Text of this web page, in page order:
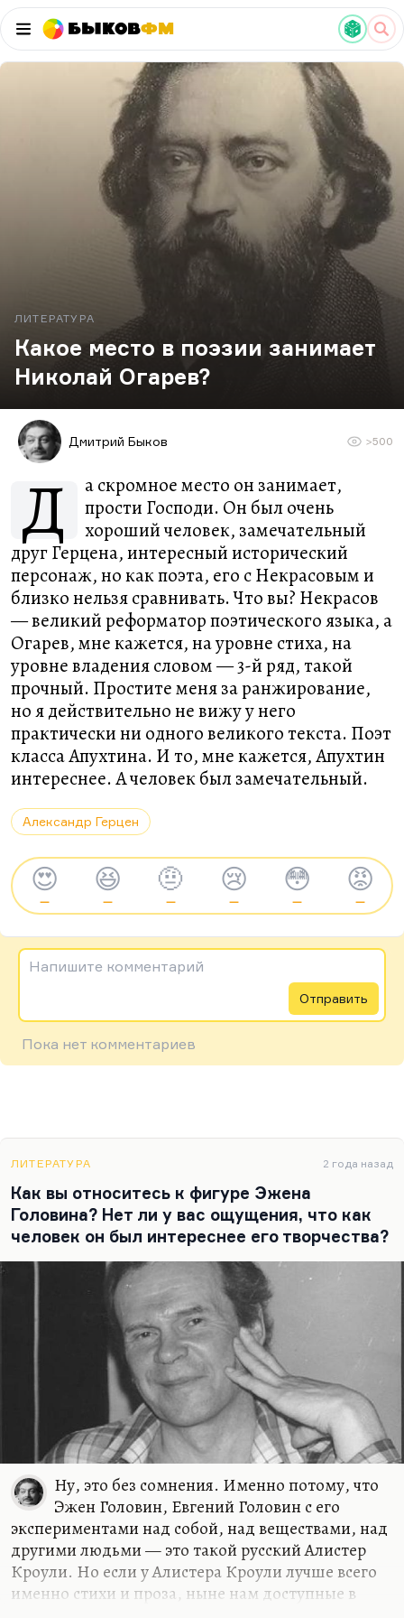
БыковФМ
ЛИТЕРАТУРА
Какое место в поэзии занимает
Николай Огарев?
Дмитрий Быков >500
Д
а скромное место он занимает,
прости Господи. Он был очень
хороший человек, замечательный
друг Герцена, интересный исторический
персонаж, но как поэта, его с Некрасовым и
близко нельзя сравнивать. Что вы? Некрасов
— великий реформатор поэтического языка, а
Огарев, мне кажется, на уровне стиха, на
уровне владения словом — 3-й ряд, такой
прочный. Простите меня за ранжирование,
но я действительно не вижу у него
практически ни одного великого текста. Поэт
класса Апухтина. И то, мне кажется, Апухтин
интереснее. А человек был замечательный.
Александр Герцен
😍
—
😆
—
🤨
—
😢
—
😳
—
😡
—
Напишите комментарий
Отправить
Пока нет комментариев
ЛИТЕРАТУРА 2 года назад
Как вы относитесь к фигуре Эжена
Головина? Нет ли у вас ощущения, что как
человек он был интереснее его творчества?
Ну, это без сомнения. Именно потому, что
Эжен Головин, Евгений Головин с его
экспериментами над собой, над веществами, над
другими людьми — это такой русский Алистер
Кроули. Но если у Алистера Кроули лучше всего
именно стихи и проза, ныне нам доступные в